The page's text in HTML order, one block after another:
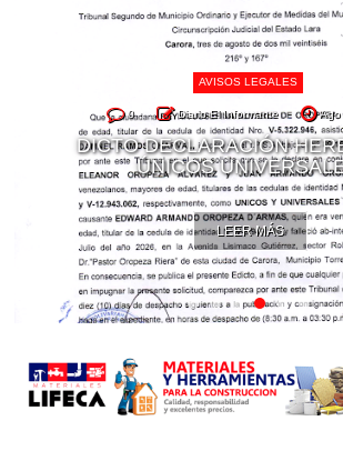
AVISOS LEGALES
0 Diario El Informante Ago
DICTO DECLARACIÓN
ÚNICOS
LEER MÁS